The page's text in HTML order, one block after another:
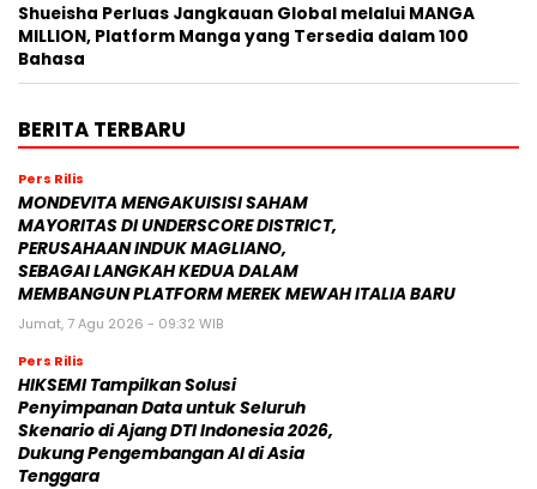
Shueisha Perluas Jangkauan Global melalui MANGA
MILLION, Platform Manga yang Tersedia dalam 100
Bahasa
BERITA TERBARU
Pers Rilis
MONDEVITA MENGAKUISISI SAHAM
MAYORITAS DI UNDERSCORE DISTRICT,
PERUSAHAAN INDUK MAGLIANO,
SEBAGAI LANGKAH KEDUA DALAM
MEMBANGUN PLATFORM MEREK MEWAH ITALIA BARU
Jumat, 7 Agu 2026 - 09:32 WIB
Pers Rilis
HIKSEMI Tampilkan Solusi
Penyimpanan Data untuk Seluruh
Skenario di Ajang DTI Indonesia 2026,
Dukung Pengembangan AI di Asia
Tenggara